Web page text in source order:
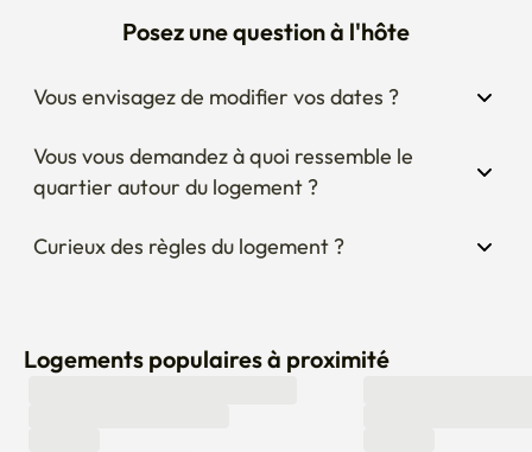
Posez une question à l'hôte
Vous envisagez de modifier vos dates ?
Vous vous demandez à quoi ressemble le
quartier autour du logement ?
Curieux des règles du logement ?
Logements populaires à proximité